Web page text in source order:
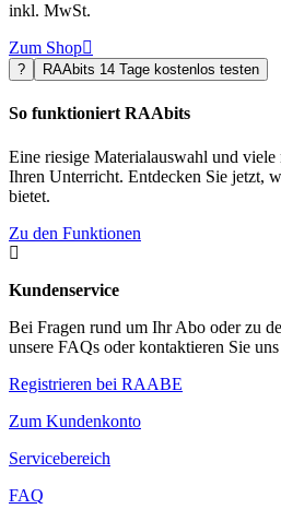
inkl. MwSt.
Zum Shop
? RAAbits 14 Tage kostenlos testen
So funktioniert RAAbits
Eine riesige Materialauswahl und
Ihren Unterricht. Entdecken Sie jetzt,
bietet.
Zu den Funktionen

Kundenservice
Bei Fragen rund um Ihr Abo oder zu
unsere FAQs oder kontaktieren Sie
Registrieren bei RAABE
Zum Kundenkonto
Servicebereich
FAQ